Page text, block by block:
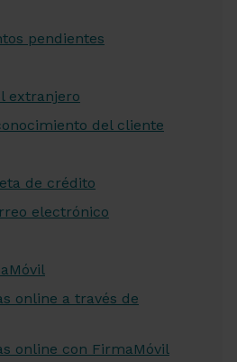
pendientes
extranjero
del cliente
de crédito
electrónico
online a través de
online con FirmaMóvil